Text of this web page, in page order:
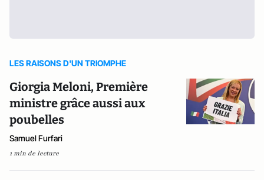
LES RAISONS D'UN TRIOMPHE
Giorgia Meloni, Première
ministre grâce aussi aux
poubelles
Samuel Furfari
1 min de lecture